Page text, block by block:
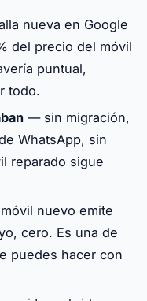
nueva en Google
del precio del móvil
puntual,
todo.
— sin migración,
WhatsApp, sin
reparado sigue
nuevo emite
cero. Es una de
puedes hacer con